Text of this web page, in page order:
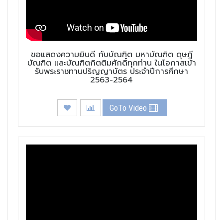
ขอแสดงความยินดี กับบัณฑิต มหาบัณฑิต ดุษฎี
บัณฑิต และบัณฑิตกิตติมศักดิ์ทุกท่าน ในโอกาสเข้า
รับพระราชทานปริญญาบัตร ประจำปีการศึกษา
2563-2564
GoTo Video